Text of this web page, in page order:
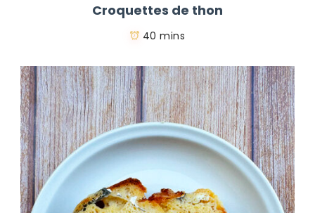
Croquettes de thon
40 mins